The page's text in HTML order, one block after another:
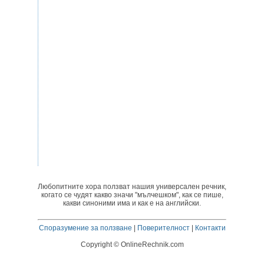
Любопитните хора ползват нашия универсален речник,
когато се чудят какво значи "мълчешком", как се пише,
какви синоними има и как е на английски.
Споразумение за ползване | Поверителност| Контакти
Copyright © OnlineRechnik.com